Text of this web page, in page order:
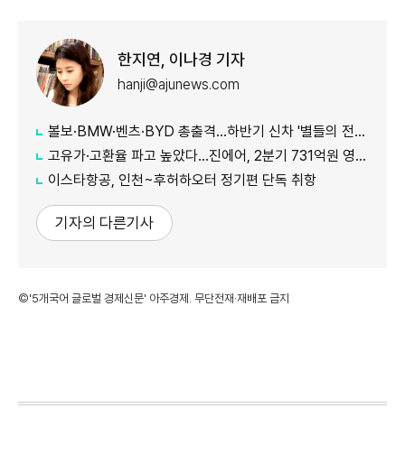
한지연, 이나경 기자
hanji@ajunews.com
볼보·BMW·벤츠·BYD 총출격...하반기 신차 '별들의 전쟁'
고유가·고환율 파고 높았다…진에어, 2분기 731억원 영업적자
이스타항공, 인천~후허하오터 정기편 단독 취항
기자의 다른기사
©'5개국어 글로벌 경제신문' 아주경제. 무단전재·재배포 금지